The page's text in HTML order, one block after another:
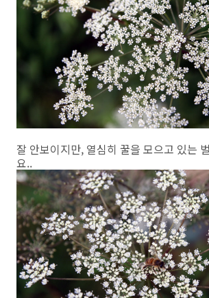
잘 안보이지만, 열심히 꿀을 모으고 있는
요..